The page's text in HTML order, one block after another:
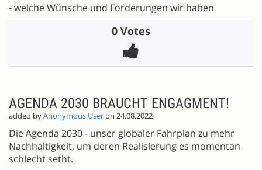
- welche Wünsche und Forderungen wir haben
0 Votes
AGENDA 2030 BRAUCHT ENGAGMENT!
added byAnonymous Useron 24.08.2022
Die Agenda 2030 - unser globaler Fahrplan zu mehr
Nachhaltigkeit, um deren Realisierung es momentan
schlecht setht.